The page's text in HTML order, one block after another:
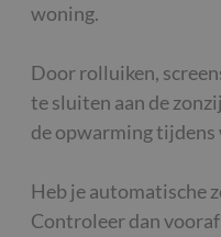
woning.
Door rolluiken,
te sluiten aan de
de opwarming tijdens
Heb je automatische
Controleer dan